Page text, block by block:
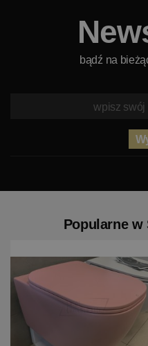
bądź na
Popularne w